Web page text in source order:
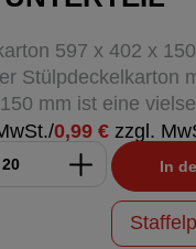
597 x 402 x
mm ist eine
ideal
die Lagerung
hochwertiger
optimalen Schutz
/0,99 € zzgl.
In